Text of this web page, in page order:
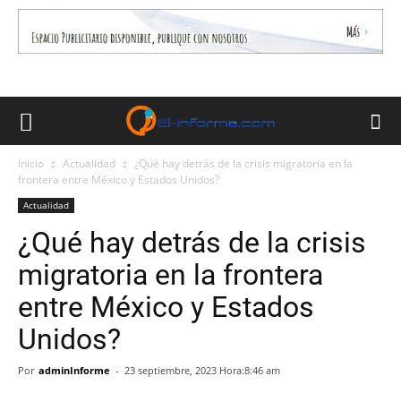
Inicio Actualidad
¿Qué hay detrás de la crisis migratoria en la
frontera entre México y Estados Unidos?
Actualidad
¿Qué hay detrás de la crisis
migratoria en la frontera
entre México y Estados
Unidos?
Por adminInforme - 23 septiembre, 2023 Hora:8:46 am